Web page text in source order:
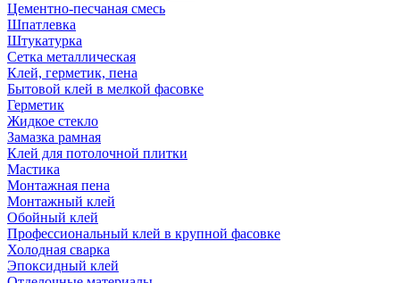
Цементно-песчаная смесь
Шпатлевка
Штукатурка
Сетка металлическая
Клей, герметик, пена
Бытовой клей в мелкой фасовке
Герметик
Жидкое стекло
Замазка рамная
Клей для потолочной плитки
Мастика
Монтажная пена
Монтажный клей
Обойный клей
Профессиональный клей в крупной фасовке
Холодная сварка
Эпоксидный клей